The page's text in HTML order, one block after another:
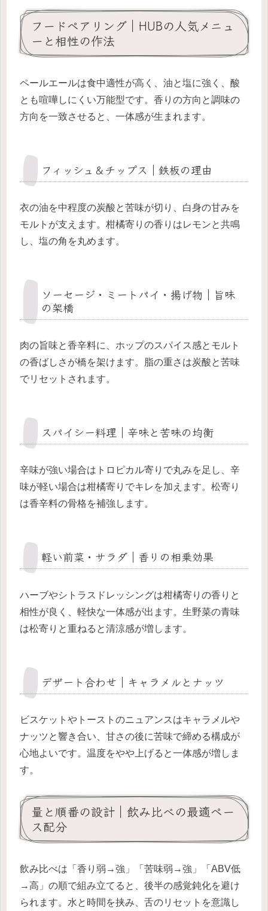
フードペアリング｜HUBの人気メニュ
ーと相性の作法
ペールエールは食中適性が高く、油と塩に強く、酸
とも喧嘩しにくい万能型です。香りの方向と調味の
方向を一致させると、一体感が生まれます。
フィッシュ＆チップス｜鉄板の理由
衣の油を中程度の炭酸と苦味が切り、白身の甘みを
モルトが支えます。柑橘寄りの香りはレモンと共鳴
し、塩の角を丸めます。
ソーセージ・ミートパイ・揚げ物｜旨味
の架橋
肉の旨味と香辛料に、ホップのスパイス感とモルト
の香ばしさが橋を架けます。脂の重さは炭酸と苦味
でリセットされます。
スパイシー料理｜辛味と苦味の均衡
辛味が強い場合はトロピカル寄りで丸みを足し、辛
味が軽い場合は柑橘寄りでキレを加えます。松寄り
は香辛料の骨格を補強します。
軽い前菜・サラダ｜香りの相乗効果
ハーブやシトラスドレッシングは柑橘寄りの香りと
相性が良く、軽快な一体感が出ます。生野菜の青味
は松寄りと重ねると清涼感が増します。
デザート合わせ｜キャラメルとナッツ
ビスケットやトーストのニュアンスはキャラメルや
ナッツと響き合い、甘さの後に苦味で締める構成が
心地よいです。温度をやや上げると一体感が増しま
す。
量と順番の設計｜飲み比べの最適ペー
ス配分
飲み比べは「香り弱→強」「苦味弱→強」「ABV低
→高」の順で組み立てると、後半の感覚鈍化を避け
られます。水と時間を挟み、舌のリセットを意識し